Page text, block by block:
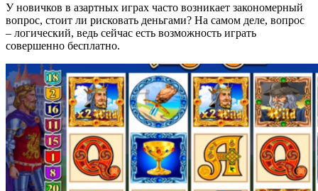
У новичков в азартных играх часто возникает закономерный
вопрос, стоит ли рисковать деньгами? На самом деле, вопрос
– логический, ведь сейчас есть возможность играть
совершенно бесплатно.